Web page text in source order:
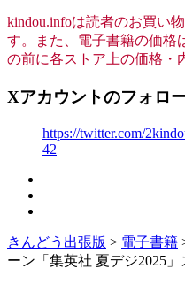
kindou.infoは読者のお買い
す。また、電子書籍の価格
の前に各ストア上の価格・
Xアカウントのフォロ
https://twitter.com/
42
きんどう出張版 > 電子書籍
ーン「集英社 夏デジ2025」